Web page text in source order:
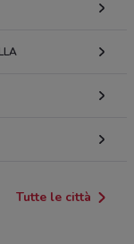
Tutte le città